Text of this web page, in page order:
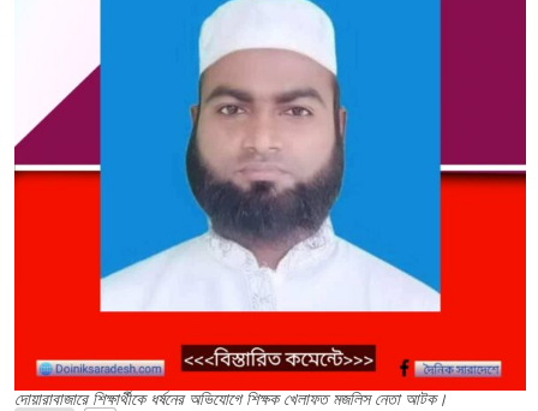
দোয়ারাবাজারে শিক্ষার্থীকে ধর্ষনের অভিযোগে শিক্ষক খেলাফত মজলিস নেতা আটক।